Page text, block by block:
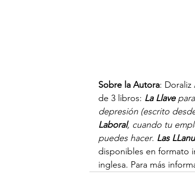
Sobre la Autora: Doraliz
de 3 libros: La Llave
depresión (escrito
Laboral, cuando tu
puedes hacer. Las
disponibles en formato
inglesa. Para más